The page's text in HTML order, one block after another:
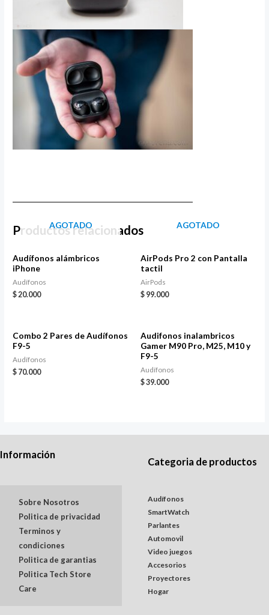
Productos relacionados
AGOTADO
Audífonos alámbricos
iPhone
Audífonos
$ 20.000
AGOTADO
AirPods Pro 2 con Pantalla
tactil
AirPods
$ 99.000
Combo 2 Pares de Audífonos
F9-5
Audífonos
$ 70.000
Audifonos inalambricos
Gamer M90 Pro, M25, M10 y
F9-5
Audífonos
$39.000
Información
Sobre Nosotros
Politica de privacidad
Terminos y
condiciones
Politica de garantias
Politica Tech Store
Care
Categoria de productos
Audífonos
SmartWatch
Parlantes
Automovil
Video juegos
Accesorios
Proyectores
Hogar